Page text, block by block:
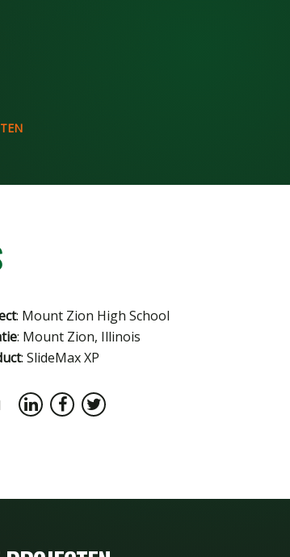
: Mount Zion High School
: Mount Zion, Illinois
: SlideMax XP